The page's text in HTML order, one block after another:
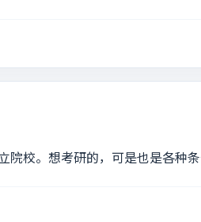
校。想考研的，可是也是各种条